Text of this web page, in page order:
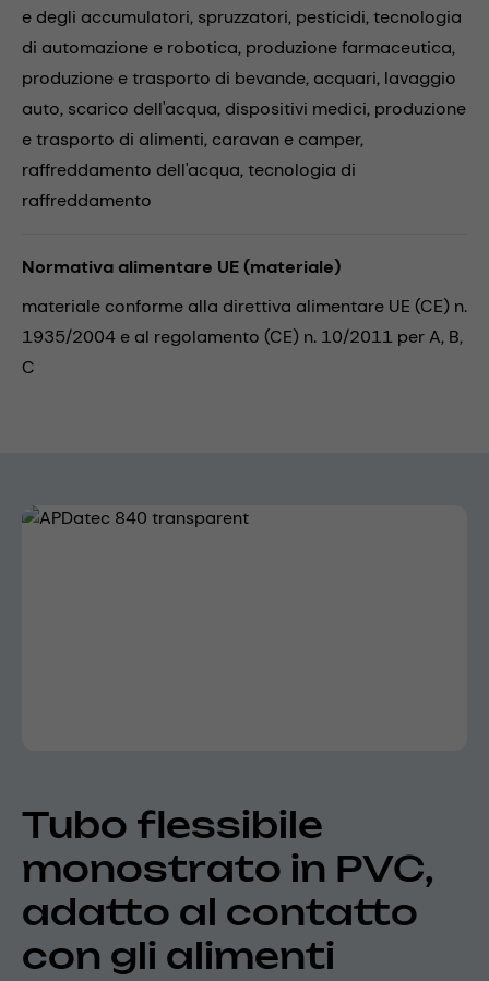
e degli accumulatori, spruzzatori, pesticidi,tecnologia
di automazione e robotica, produzione farmaceutica,
produzione e trasporto di bevande, acquari, lavaggio
auto, scarico dell'acqua, dispositivi medici, produzione
e trasporto di alimenti, caravan e camper,
raffreddamento dell'acqua,tecnologia di
raffreddamento
Normativa alimentare UE (materiale)
materiale conforme alla direttiva alimentare UE (CE) n.
1935/2004 e al regolamento (CE) n. 10/2011 per A, B,
C
Skip image gallery
Tubo flessibile
monostrato in PVC,
adatto al contatto
con gli alimenti